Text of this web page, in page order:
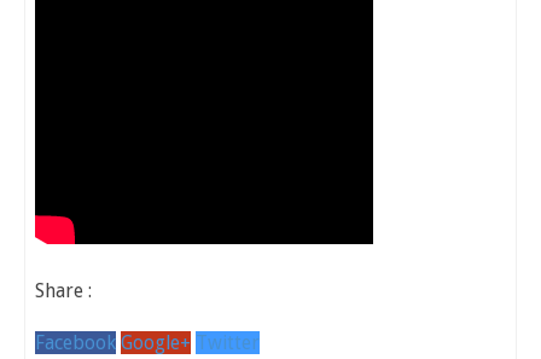
Share :
Facebook Google+ Twitter